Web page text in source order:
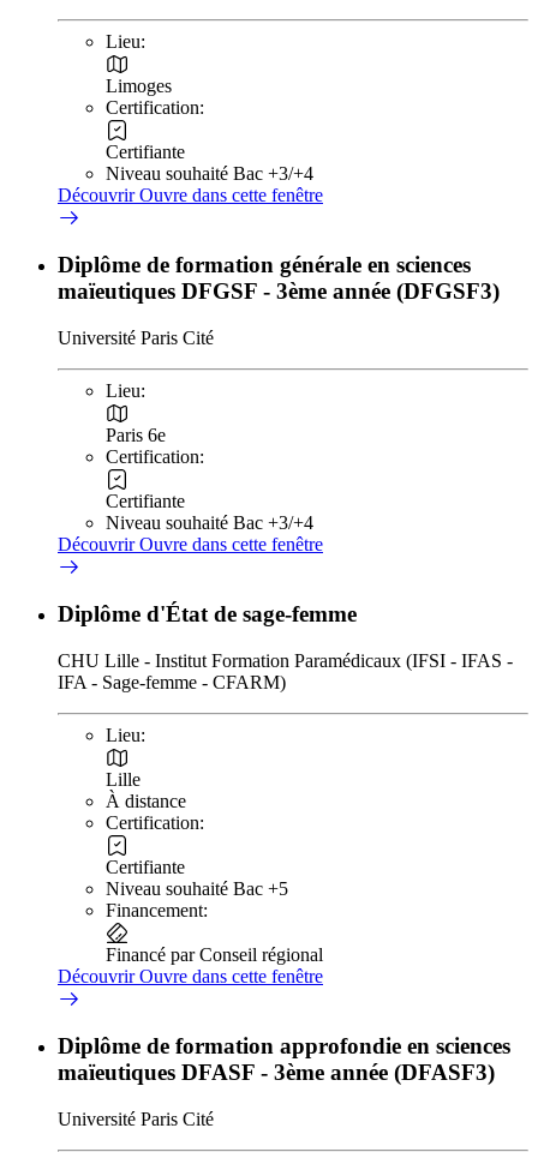
Lieu:
Limoges
Certification:
Certifiante
Niveau souhaité Bac +3/+4
DécouvrirOuvre dans cette fenêtre
Diplôme de formation générale en sciences
maïeutiques DFGSF - 3ème année (DFGSF3)
Université Paris Cité
Lieu:
Paris 6e
Certification:
Certifiante
Niveau souhaité Bac +3/+4
DécouvrirOuvre dans cette fenêtre
Diplôme d'État de sage-femme
CHU Lille - Institut Formation Paramédicaux (IFSI - IFAS -
IFA - Sage-femme - CFARM)
Lieu:
Lille
À distance
Certification:
Certifiante
Niveau souhaité Bac +5
Financement:
Financé par Conseil régional
DécouvrirOuvre dans cette fenêtre
Diplôme de formation approfondie en sciences
maïeutiques DFASF - 3ème année (DFASF3)
Université Paris Cité